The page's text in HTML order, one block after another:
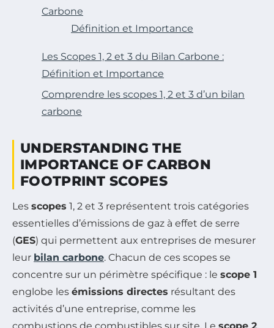
Carbone
Définition et Importance
Les Scopes 1, 2 et 3 du Bilan Carbone :
Définition et Importance
Comprendre les scopes 1, 2 et 3 d’un bilan
carbone
UNDERSTANDING THE
IMPORTANCE OF CARBON
FOOTPRINT SCOPES
Les scopes 1, 2 et 3 représentent trois catégories
essentielles d’émissions de gaz à effet de serre
(GES) qui permettent aux entreprises de mesurer
leur bilan carbone. Chacun de ces scopes se
concentre sur un périmètre spécifique : le scope 1
englobe les émissions directes résultant des
activités d’une entreprise, comme les